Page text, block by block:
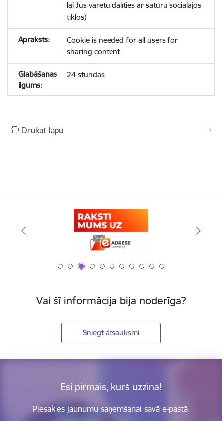
lai Jūs varētu dalīties ar saturu sociālajos
tīklos)
Cookie is needed for all users for
sharing content
24 stundas
Drukāt lapu
Vai šī informācija bija noderīga?
Sniegt atsauksmi
Esi pirmais, kurš uzzina!
Piesakies jaunumu saņemšanai savā e-pastā.